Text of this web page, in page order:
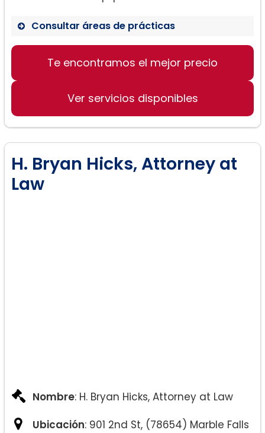
Consultar áreas de prácticas
Divorcios contenciosos
Soporte conyugal
Te encontramos el mejor precio
Ver servicios disponibles
H. Bryan Hicks, Attorney at
Law
Nombre: H. Bryan Hicks, Attorney at Law
Ubicación: 901 2nd St, (78654) Marble Falls